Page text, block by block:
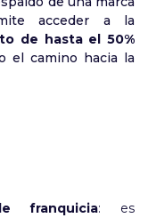
acceder a la
de hasta el 50%
el camino hacia la
franquicia: es